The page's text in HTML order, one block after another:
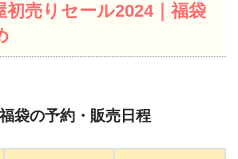
初売りセール2024｜福袋
袋の予約・販売日程